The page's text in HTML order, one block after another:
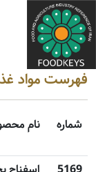
فهرست مواد
شماره نام